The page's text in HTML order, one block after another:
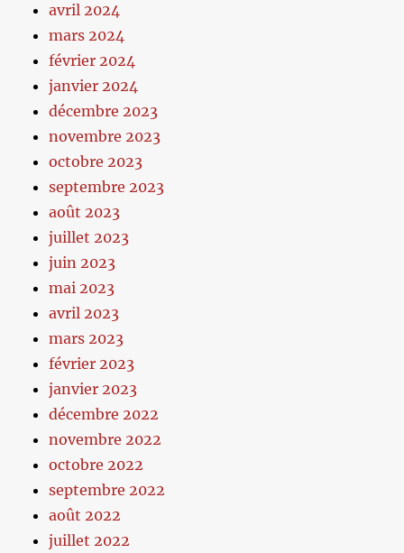
avril 2024
mars 2024
février 2024
janvier 2024
décembre 2023
novembre 2023
octobre 2023
septembre 2023
août 2023
juillet 2023
juin 2023
mai 2023
avril 2023
mars 2023
février 2023
janvier 2023
décembre 2022
novembre 2022
octobre 2022
septembre 2022
août 2022
juillet 2022